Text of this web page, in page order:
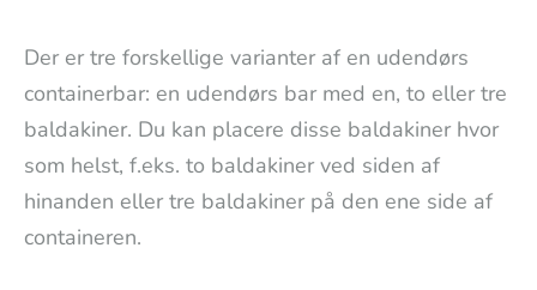
Der er tre forskellige varianter af en udendørs
containerbar: en udendørs bar med en, to eller tre
baldakiner. Du kan placere disse baldakiner hvor
som helst, f.eks. to baldakiner ved siden af
hinanden eller tre baldakiner på den ene side af
containeren.